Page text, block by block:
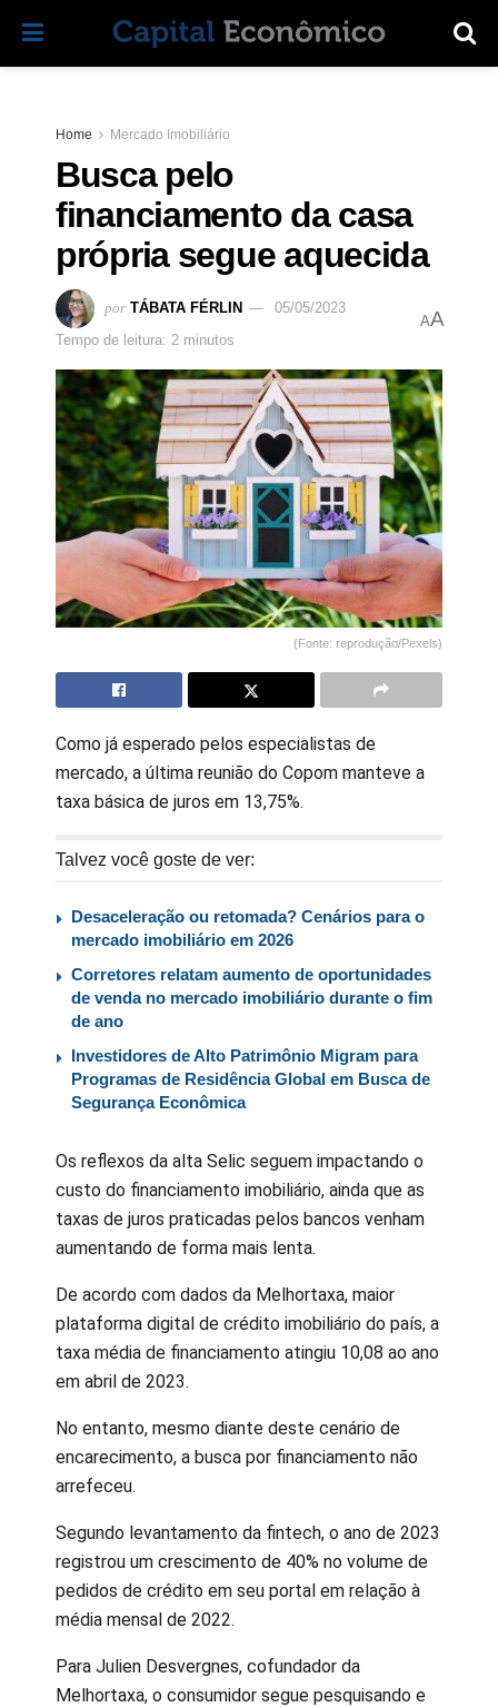
Home Mercado Imobiliário
Busca pelo
financiamento da casa
própria segue aquecida
por TÁBATA FÉRLIN
05/05/2023
Tempo de leitura: 2 minutos
AA
(Fonte: reprodução/Pexels)
Como já esperado pelos especialistas de
mercado, a última reunião do Copom manteve a
taxa básica de juros em 13,75%.
Talvez você goste de ver:
Desaceleração ou retomada? Cenários para o
mercado imobiliário em 2026
Corretores relatam aumento de oportunidades
de venda no mercado imobiliário durante o fim
de ano
Investidores de Alto Patrimônio Migram para
Programas de Residência Global em Busca de
Segurança Econômica
Os reflexos da alta Selic seguem impactando o
custo do financiamento imobiliário, ainda que as
taxas de juros praticadas pelos bancos venham
aumentando de forma mais lenta.
De acordo com dados da Melhortaxa, maior
plataforma digital de crédito imobiliário do país, a
taxa média de financiamento atingiu 10,08 ao ano
em abril de 2023.
No entanto, mesmo diante deste cenário de
encarecimento, a busca por financiamento não
arrefeceu.
Segundo levantamento da fintech, o ano de 2023
registrou um crescimento de 40% no volume de
pedidos de crédito em seu portal em relação à
média mensal de 2022.
Para Julien Desvergnes, cofundador da
Melhortaxa, o consumidor segue pesquisando e